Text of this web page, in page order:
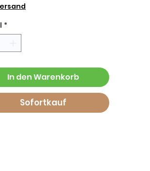
*
In den Warenkorb
Sofortkauf